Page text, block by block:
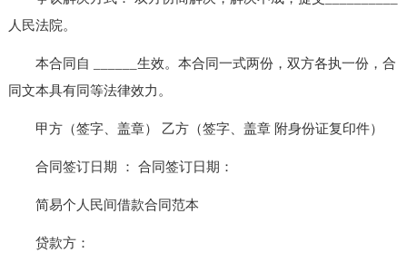
人民法院。
本合同自 ______生效。本合同一式两份，双方各执一份，合
同文本具有同等法律效力。
甲方（签字、盖章） 乙方（签字、盖章 附身份证复印件）
合同签订日期 ： 合同签订日期：
简易个人民间借款合同范本
贷款方：